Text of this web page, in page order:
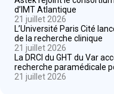
d’IMT Atlantique
21 juillet 2026
L’Université Paris Cité
de la recherche clinique
21 juillet 2026
La DRCI du GHT du Var
recherche paramédicale
21 juillet 2026